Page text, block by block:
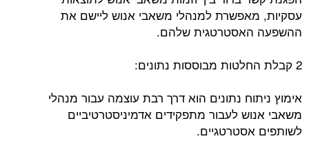
עסקיות, מאפשרת למנהלי משאבי אנוש ליישם את
ההשפעה האסטרטגית שלהם.
2 קבלת החלטות מבוססות נתונים:
אימוץ ניתוח נתונים הוא דרך רבת עוצמה עבור מנהלי
משאבי אנוש לעבור מתפקידים אדמיניסטרטיביים
לשותפים אסטרטגיים.